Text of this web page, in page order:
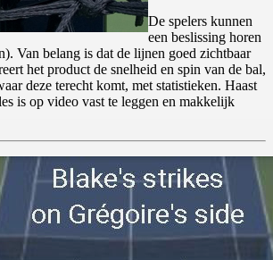
De spelers kunnen
een beslissing horen
Van belang is dat de lijnen goed zichtbaar
het product de snelheid en spin van de bal,
deze terecht komt, met statistieken. Haast
is op video vast te leggen en makkelijk